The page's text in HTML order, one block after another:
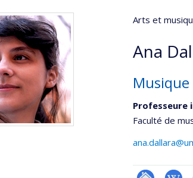
Arts et
Ana
Professeure
Faculté de